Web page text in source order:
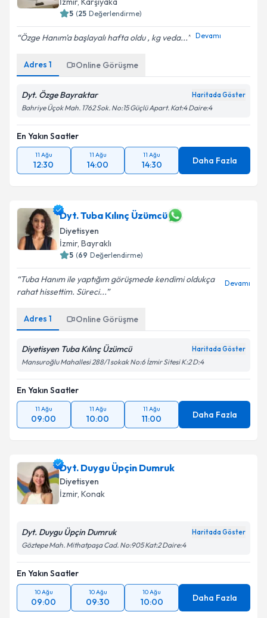
5 (25 Değerlendirme)
Özge Hanım'a başlayalı hafta oldu , kg veda... Devamı
Adres 1 Online Görüşme
Dyt. Özge Bayraktar Haritada Göster
Bahriye Üçok Mah. 1762 Sok. No:15 Güçlü Apart. Kat:4 Daire:4
En Yakın Saatler
11 Ağu
12:30
11 Ağu
14:00
11 Ağu
14:30 Daha Fazla
Dyt. Tuba Kılınç Üzümcü
Diyetisyen
İzmir, Bayraklı
5 (69 Değerlendirme)
Tuba Hanım ile yaptığım görüşmede kendimi oldukça
rahat hissettim. Süreci...
Devamı
Adres 1 Online Görüşme
Diyetisyen Tuba Kılınç Üzümcü Haritada Göster
Mansuroğlu Mahallesi 288/1 sokak No:6 İzmir Sitesi K:2 D:4
En Yakın Saatler
11 Ağu
09:00
11 Ağu
10:00
11 Ağu
11:00 Daha Fazla
Dyt. Duygu Üpçin Dumruk
Diyetisyen
İzmir, Konak
Dyt. Duygu Üpçin Dumruk Haritada Göster
Göztepe Mah. Mithatpaşa Cad. No:905 Kat:2 Daire:4
En Yakın Saatler
10 Ağu
09:00
10 Ağu
09:30
10 Ağu
10:00 Daha Fazla